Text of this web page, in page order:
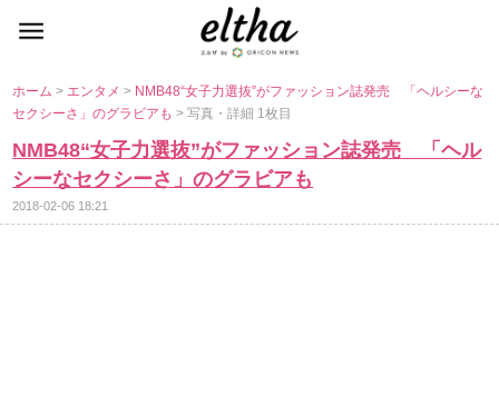
ホーム> エンタメ> NMB48“女子力選抜”がファッション誌発売 「ヘルシーな
セクシーさ」のグラビアも> 写真・詳細 1枚目
NMB48“女子力選抜”がファッション誌発売 「ヘル
シーなセクシーさ」のグラビアも
2018-02-06 18:21